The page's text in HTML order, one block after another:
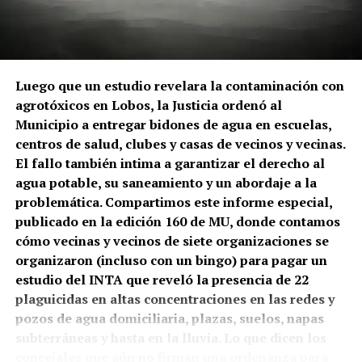
Luego que un estudio revelara la contaminación con
agrotóxicos en Lobos, la Justicia ordenó al
Municipio a entregar bidones de agua en escuelas,
centros de salud, clubes y casas de vecinos y vecinas.
El fallo también intima a garantizar el derecho al
agua potable, su saneamiento y un abordaje a la
problemática. Compartimos este informe especial,
publicado en la edición 160 de MU, donde contamos
cómo vecinas y vecinos de siete organizaciones se
organizaron (incluso con un bingo) para pagar un
estudio del INTA que reveló la presencia de 22
plaguicidas en altas concentraciones en las redes y
pozos de agua domiciliaria, plazas, suelos, napas